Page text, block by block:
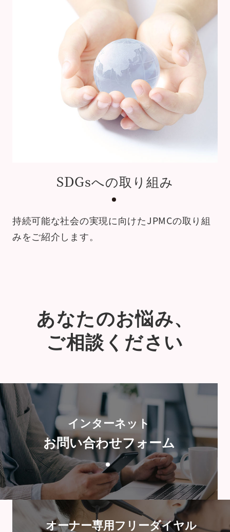
SDGsへの取り組み
持続可能な社会の実現に向けたJPMCの取り組
みをご紹介します。
あなたのお悩み、
ご相談ください
インターネット
お問い合わせフォーム
オーナー専用フリーダイヤル